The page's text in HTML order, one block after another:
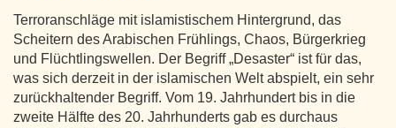
Terroranschläge mit islamistischem Hintergrund, das
Scheitern des Arabischen Frühlings, Chaos, Bürgerkrieg
und Flüchtlingswellen. Der Begriff „Desaster“ ist für das,
was sich derzeit in der islamischen Welt abspielt, ein sehr
zurückhaltender Begriff. Vom 19. Jahrhundert bis in die
zweite Hälfte des 20. Jahrhunderts gab es durchaus